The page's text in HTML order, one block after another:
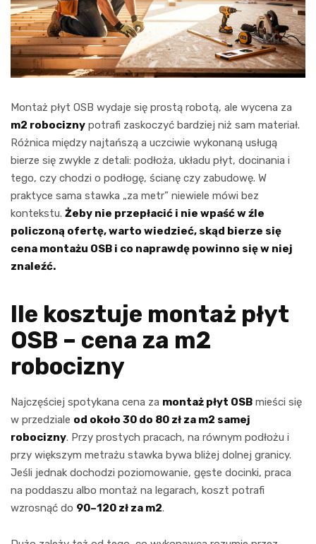
Montaż płyt OSB wydaje się prostą robotą, ale wycena za
m2 robocizny potrafi zaskoczyć bardziej niż sam materiał.
Różnica między najtańszą a uczciwie wykonaną usługą
bierze się zwykle z detali: podłoża, układu płyt, docinania i
tego, czy chodzi o podłogę, ścianę czy zabudowę. W
praktyce sama stawka „za metr” niewiele mówi bez
kontekstu. Żeby nie przepłacić i nie wpaść w źle
policzoną ofertę, warto wiedzieć, skąd bierze się
cena montażu OSB i co naprawdę powinno się w niej
znaleźć.
Ile kosztuje montaż płyt
OSB – cena za m2
robocizny
Najczęściej spotykana cena za montaż płyt OSB mieści się
w przedziale od około 30 do 80 zł za m2 samej
robocizny. Przy prostych pracach, na równym podłożu i
przy większym metrażu stawka bywa bliżej dolnej granicy.
Jeśli jednak dochodzi poziomowanie, gęste docinki, praca
na poddaszu albo montaż na legarach, koszt potrafi
wzrosnąć do 90–120 zł za m2.